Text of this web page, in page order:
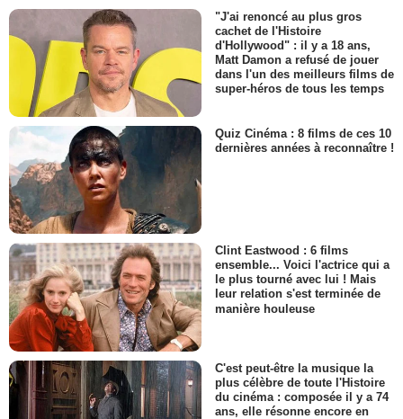
"J'ai renoncé au plus gros
cachet de l'Histoire
d'Hollywood" : il y a 18 ans,
Matt Damon a refusé de jouer
dans l'un des meilleurs films de
super-héros de tous les temps
Quiz Cinéma : 8 films de ces 10
dernières années à reconnaître !
Clint Eastwood : 6 films
ensemble... Voici l'actrice qui a
le plus tourné avec lui ! Mais
leur relation s'est terminée de
manière houleuse
C'est peut-être la musique la
plus célèbre de toute l'Histoire
du cinéma : composée il y a 74
ans, elle résonne encore en